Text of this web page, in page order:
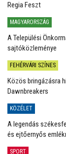
Regia Feszt
MAGYARORSZÁG
A Települési
sajtóközleménye
FEHÉRVÁRI SZÍNES
Közös bringázásra
Dawnbreakers
KÖZÉLET
A legendás
és ejtőernyős
SPORT